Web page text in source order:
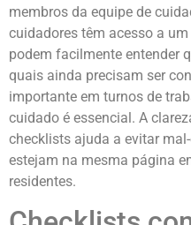
membros da equipe de
cuidadores têm acesso a
podem facilmente entender
quais ainda precisam ser
importante em turnos de
cuidado é essencial. A
checklists ajuda a evitar
estejam na mesma página
residentes.